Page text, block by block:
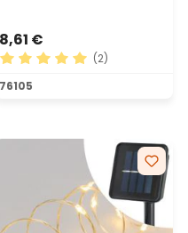
8,61 €
Durchschnittliche
(2)
76105